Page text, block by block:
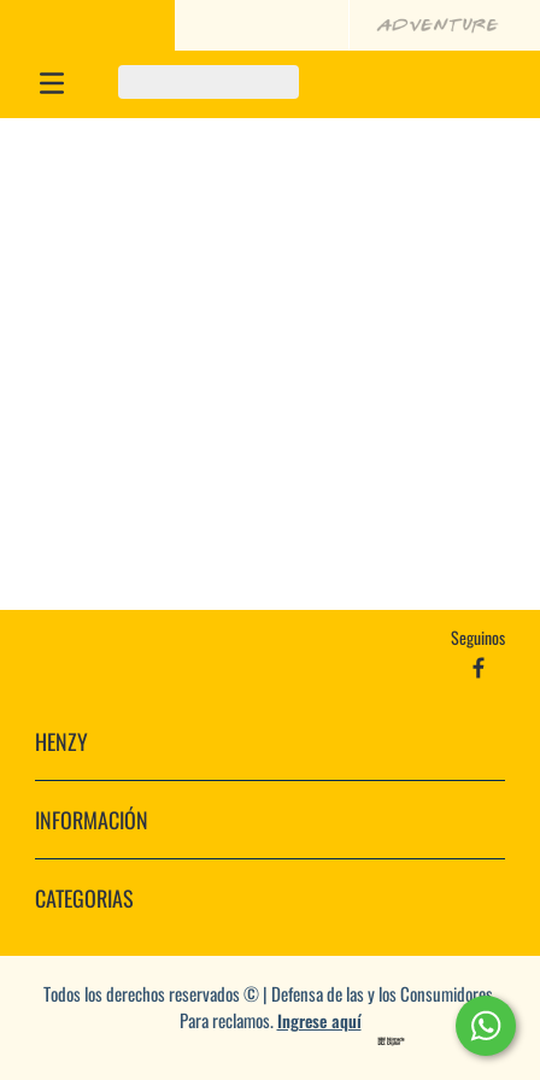
Seguinos
HENZY
INFORMACIÓN
CATEGORIAS
Todos los derechos reservados © | Defensa de las y los Consumidores.
Para reclamos.Ingrese aquí